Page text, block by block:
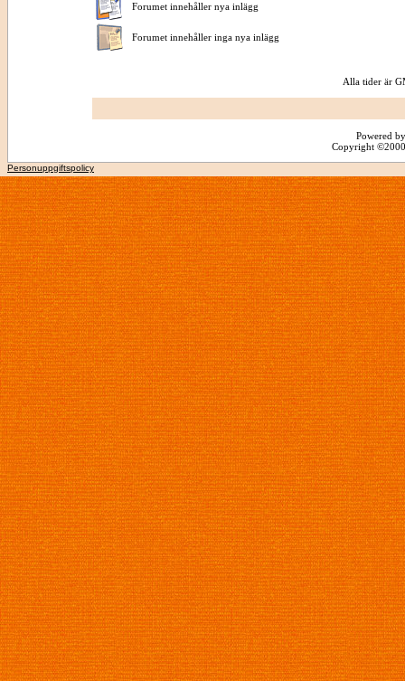
Forumet innehåller nya inlägg
Forumet innehåller inga nya inlägg
Alla tider är
Powered
Copyright
Personuppgiftspolicy